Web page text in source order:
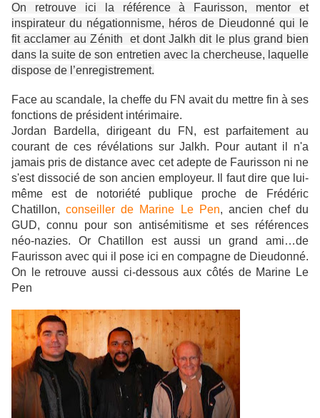
On retrouve ici la référence à Faurisson, mentor et
inspirateur du négationnisme, héros de Dieudonné qui le
fit acclamer au Zénith et dont Jalkh dit le plus grand bien
dans la suite de son entretien avec la chercheuse, laquelle
dispose de l’enregistrement.
Face au scandale, la cheffe du FN avait du mettre fin à ses
fonctions de président intérimaire.
Jordan Bardella, dirigeant du FN, est parfaitement au
courant de ces révélations sur Jalkh. Pour autant il n'a
jamais pris de distance avec cet adepte de Faurisson ni ne
s'est dissocié de son ancien employeur. Il faut dire que lui-
même est de notoriété publique proche de Frédéric
Chatillon,conseiller de Marine Le Pen, ancien chef du
GUD, connu pour son antisémitisme et ses références
néo-nazies. Or Chatillon est aussi un grand ami…de
Faurisson avec qui il pose ici en compagne de Dieudonné.
On le retrouve aussi ci-dessous aux côtés de Marine Le
Pen